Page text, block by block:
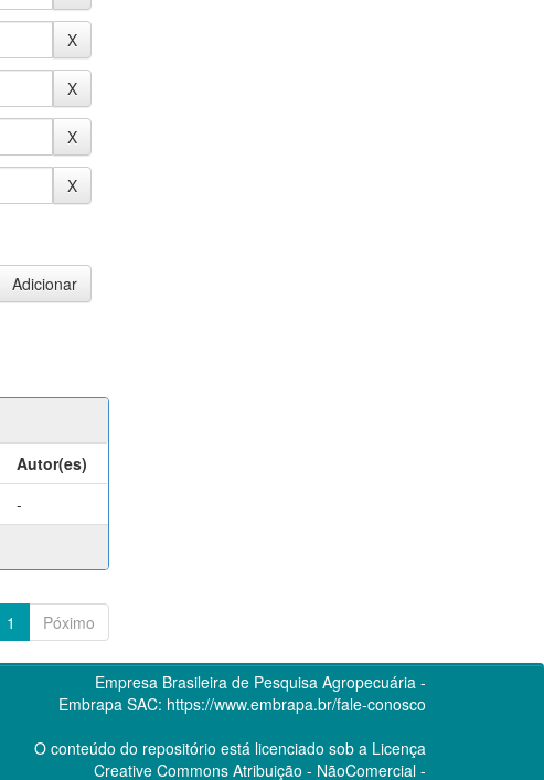
Autor(es)
-
1 Póximo
Empresa Brasileira de Pesquisa Agropecuária -
Embrapa SAC: https://www.embrapa.br/fale-conosco
O conteúdo do repositório está licenciado sob a Licença
Creative CommonsAtribuição - NãoComercial -